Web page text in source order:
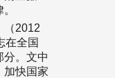
（2012
在全国
分。文中
加快国家